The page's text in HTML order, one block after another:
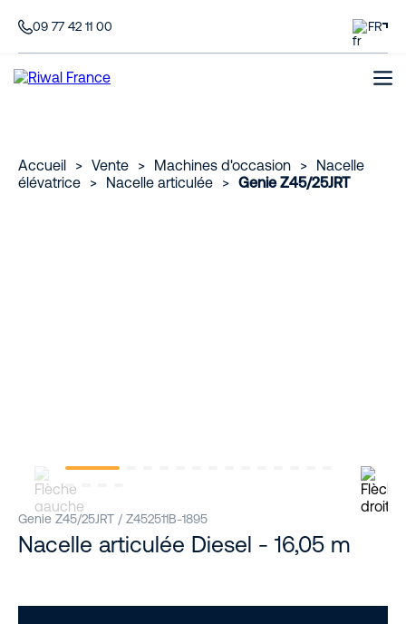
09 77 42 11 00 FR
Accueil > Vente > Machines d'occasion >
Nacelle
élévatrice
> Nacelle articulée > Genie Z45/25JRT
Genie Z45/25JRT / Z452511B-1895
Nacelle articulée Diesel - 16,05 m